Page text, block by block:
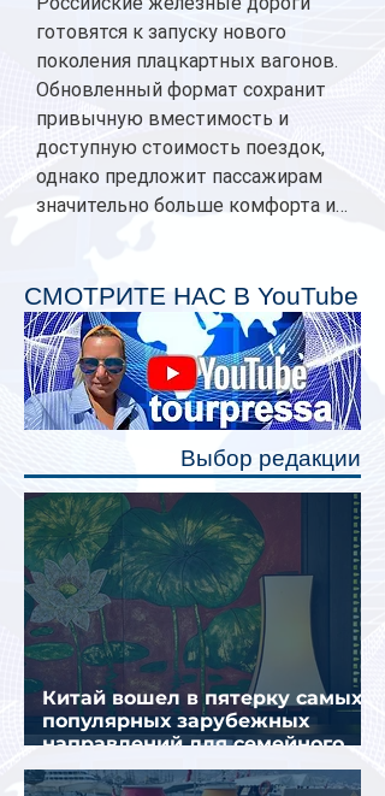
готовятся к запуску нового
поколения плацкартных вагонов.
Обновленный формат сохранит
привычную вместимость и
доступную стоимость поездок,
однако предложит пассажирам
значительно больше комфорта и
планируется начать в 2027 году.
Одним из главных нововведений
станут индивидуальные шторки у
каждого спального места. Они
позволят пассажирам закрыть свою
полку во время сна или отдыха,
СМОТРИТЕ НАС В YouTube
Выбор редакции
Китай вошел в пятерку самых
популярных зарубежных
направлений для семейного
отдыха летом